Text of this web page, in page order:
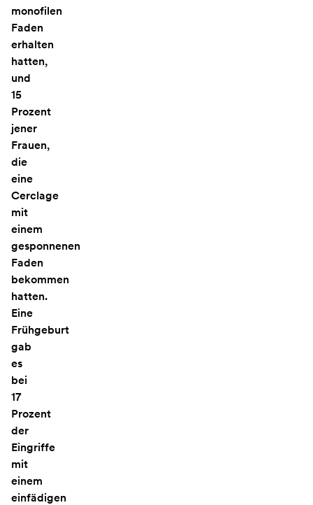
monofilen
Faden
erhalten
hatten,
und
15
Prozent
jener
Frauen,
die
eine
Cerclage
mit
einem
gesponnenen
Faden
bekommen
hatten.
Eine
Frühgeburt
gab
es
bei
17
Prozent
der
Eingriffe
mit
einem
einfädigen